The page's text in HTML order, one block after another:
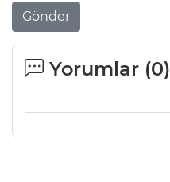
Gönder
Yorumlar (0)